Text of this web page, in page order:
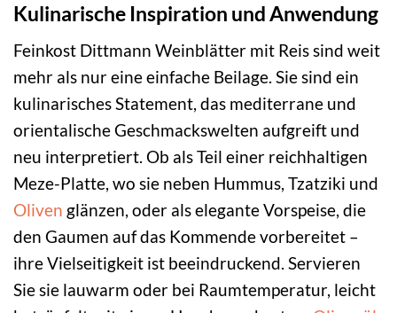
Kulinarische Inspiration und Anwendung
Feinkost Dittmann Weinblätter mit Reis sind weit
mehr als nur eine einfache Beilage. Sie sind ein
kulinarisches Statement, das mediterrane und
orientalische Geschmackswelten aufgreift und
neu interpretiert. Ob als Teil einer reichhaltigen
Meze-Platte, wo sie neben Hummus, Tzatziki und
Oliven glänzen, oder als elegante Vorspeise, die
den Gaumen auf das Kommende vorbereitet –
ihre Vielseitigkeit ist beeindruckend. Servieren
Sie sie lauwarm oder bei Raumtemperatur, leicht